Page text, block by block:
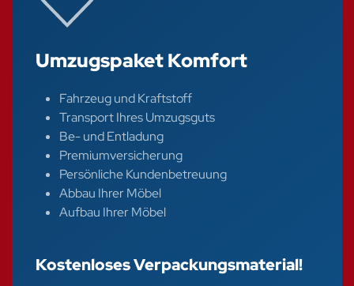
Umzugspaket Komfort
Fahrzeug und Kraftstoff
Transport Ihres Umzugsguts
Be- und Entladung
Premiumversicherung
Persönliche Kundenbetreuung
Abbau Ihrer Möbel
Aufbau Ihrer Möbel
Kostenloses Verpackungsmaterial!